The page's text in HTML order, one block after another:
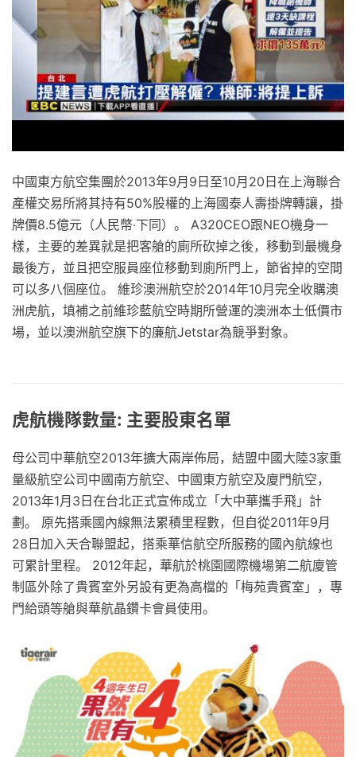
中國東方航空集團於2013年9月9日至10月20日在上海聯合
產權交易所將其持有50%股權的上海國泰人壽掛牌轉讓，掛
牌價8.5億元（人民幣‧下同）。 A320CEO跟NEO機身一
樣，主要的差異就是把客艙的廁所砍掉之後，移動到最機身
最後方，並且把空服員座位移動到廁所門上，節省掉的空間
可以多八個座位。 維珍澳洲航空於2014年10月完全收購澳
洲虎航，填補之前維珍藍航空時期所營運的澳洲本土低價市
場，並以澳洲航空旗下的廉航Jetstar為競爭對象。
虎航機隊數量: 主要股東名單
母公司中華航空2013年擴大兩岸佈局，結盟中國大陸3家重
量級航空公司中國南方航空、中國東方航空及廈門航空，
2013年1月3日在台北正式宣佈成立「大中華攜手飛」計
劃。 原先搭乘國內線無法累積里程數，但自從2011年9月
28日加入天合聯盟起，搭乘華信航空所服務的國內航線也
可累計里程。 2012年起，華航於桃園國際機場第二航廈管
制區外除了貴賓室外另設有更為高檔的「梅苑貴賓室」，專
門給頭等艙與華航晶鑽卡會員使用。